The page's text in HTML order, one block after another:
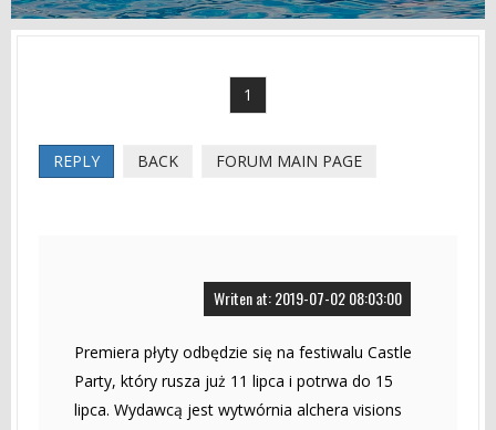
1
REPLY BACK FORUM MAIN PAGE
Writen at: 2019-07-02 08:03:00
Premiera płyty odbędzie się na festiwalu Castle
Party, który rusza już 11 lipca i potrwa do 15
lipca. Wydawcą jest wytwórnia alchera visions